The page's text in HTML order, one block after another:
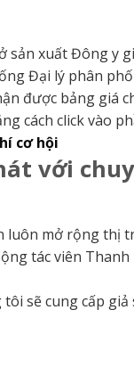
sản xuất Đông y
Đại lý phân
được bảng giá
cách click vào
cơ hội
với
luôn mở rộng thị
tác viên
tôi sẽ cung cấp